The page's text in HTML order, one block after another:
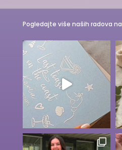
Pogledajte više naših radova na